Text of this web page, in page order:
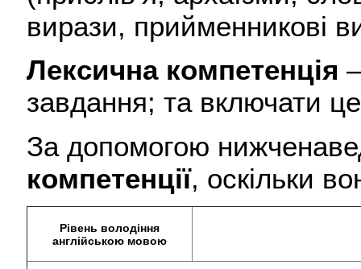
вирази, прийменникові
Лексична компетенція
завдання; та включати
За допомогою
компетенції, оскільки
Рівень володіння
англійською мовою